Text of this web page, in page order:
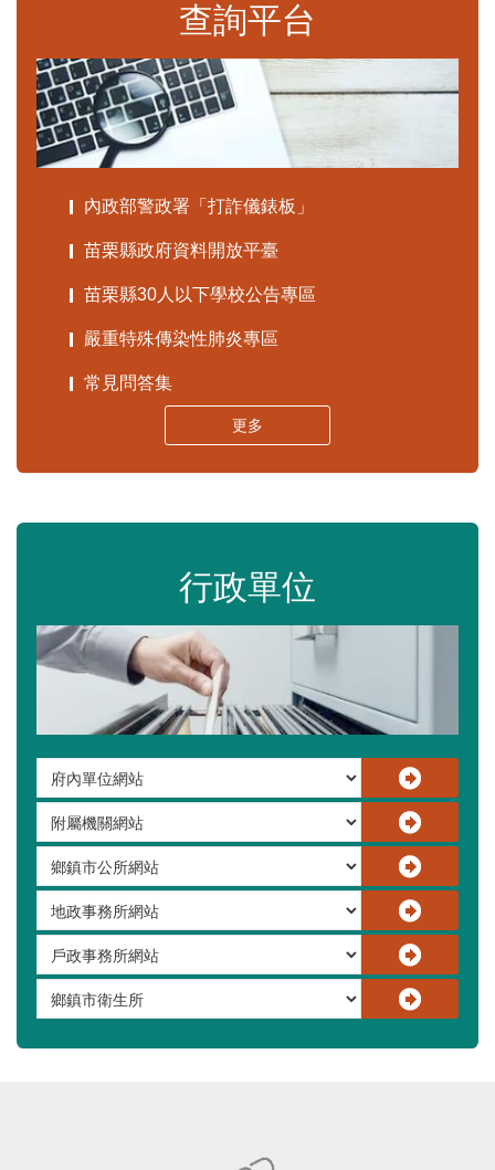
查詢平台
內政部警政署「打詐儀錶板」
苗栗縣政府資料開放平臺
苗栗縣30人以下學校公告專區
嚴重特殊傳染性肺炎專區
常見問答集
更多
行政單位